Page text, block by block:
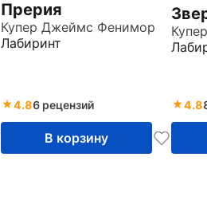
Прерия
Купер Джеймс Фенимор
Лабиринт
4.86 рецензий
В корзину
4.8